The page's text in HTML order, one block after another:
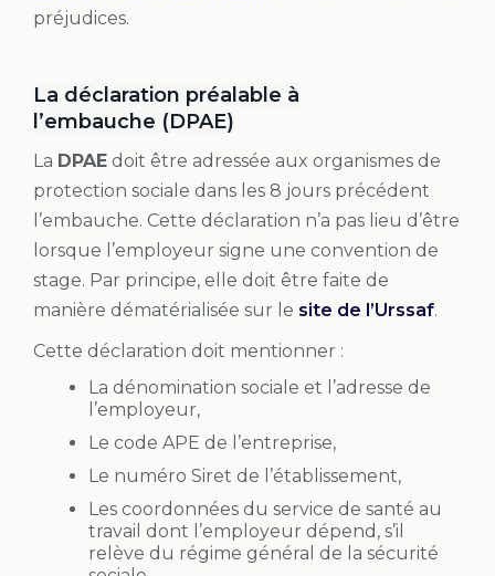
préjudices.
La déclaration préalable à
l’embauche (DPAE)
La DPAE doit être adressée aux organismes de
protection sociale dans les 8 jours précédent
l’embauche. Cette déclaration n’a pas lieu d’être
lorsque l’employeur signe une convention de
stage. Par principe, elle doit être faite de
manière dématérialisée sur le site de l’Urssaf.
Cette déclaration doit mentionner :
La dénomination sociale et l’adresse de
l’employeur,
Le code APE de l’entreprise,
Le numéro Siret de l’établissement,
Les coordonnées du service de santé au
travail dont l’employeur dépend, s’il
relève du régime général de la sécurité